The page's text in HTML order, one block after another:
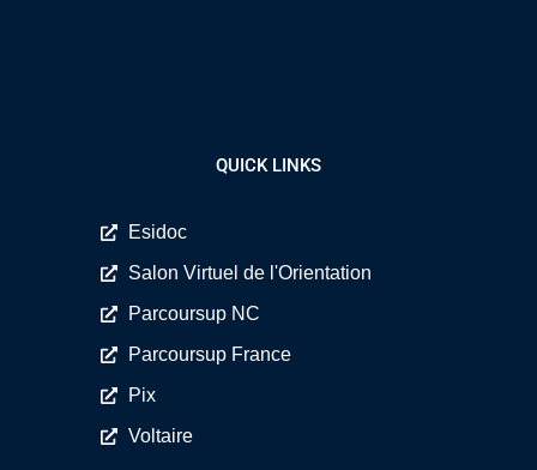
QUICK LINKS
Esidoc
Salon Virtuel de l'Orientation
Parcoursup NC
Parcoursup France
Pix
Voltaire